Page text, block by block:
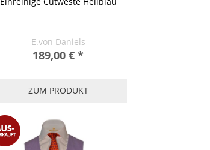
E.von Daniels
189,00 € *
ZUM PRODUKT